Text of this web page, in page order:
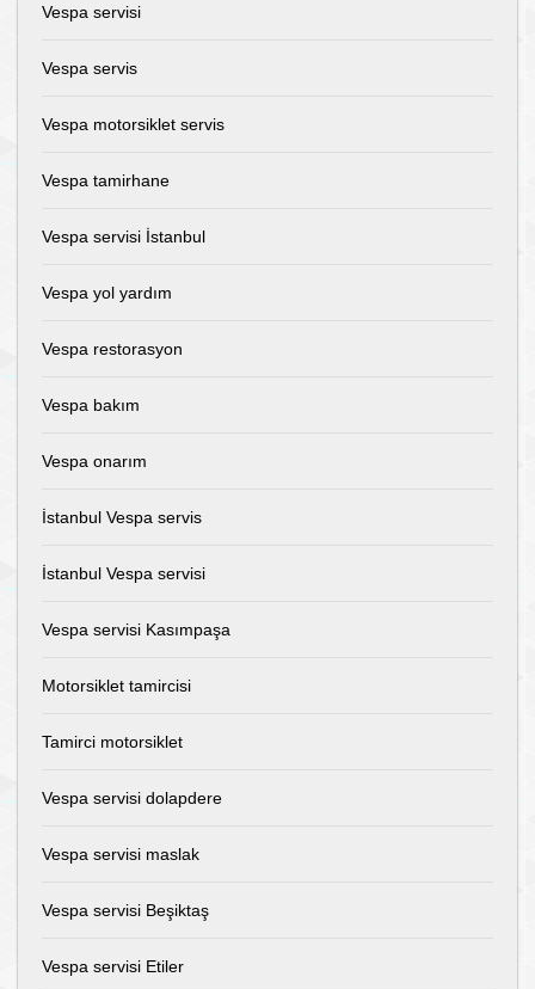
Vespa servisi
Vespa servis
Vespa motorsiklet servis
Vespa tamirhane
Vespa servisi İstanbul
Vespa yol yardım
Vespa restorasyon
Vespa bakım
Vespa onarım
İstanbul Vespa servis
İstanbul Vespa servisi
Vespa servisi Kasımpaşa
Motorsiklet tamircisi
Tamirci motorsiklet
Vespa servisi dolapdere
Vespa servisi maslak
Vespa servisi Beşiktaş
Vespa servisi Etiler